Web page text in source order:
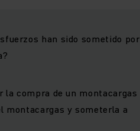
han sido sometido por
la compra de un montacargas
montacargas y someterla a